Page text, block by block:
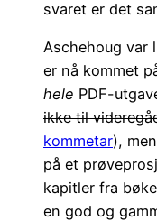
svaret er det
Aschehoug var
er nå kommet
hele PDF-
ikke til
kommetar),
på et
kapitler fra
en god og